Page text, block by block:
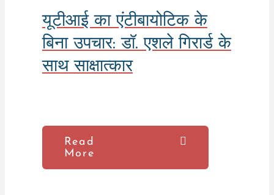
यूटीआई का एंटीबायोटिक के
बिना उपचार: डॉ. एशले गिरार्ड के
साथ साक्षात्कार
Read
More